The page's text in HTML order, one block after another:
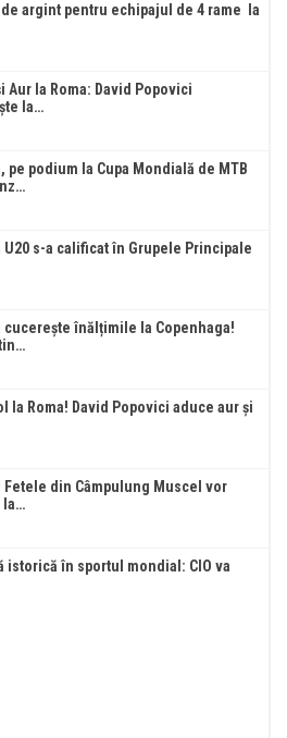
argint pentru echipajul de 4 rame la
Aur la Roma: David Popovici
la…
pe podium la Cupa Mondială de MTB
U20 s-a calificat în Grupele Principale
cucerește înălțimile la Copenhaga!
la Roma! David Popovici aduce aur și
Fetele din Câmpulung Muscel vor
la…
istorică în sportul mondial: CIO va